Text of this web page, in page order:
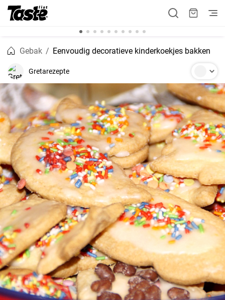
Gebak Eenvoudig decoratieve kinderkoekjes bakken
Gretarezepte